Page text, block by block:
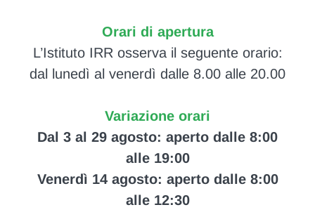
Orari di apertura
L’Istituto IRR osserva il seguente orario:
dal lunedì al venerdì dalle 8.00 alle 20.00
Variazione orari
Dal 3 al 29 agosto: aperto dalle 8:00
alle 19:00
Venerdì 14 agosto: aperto dalle 8:00
alle 12:30